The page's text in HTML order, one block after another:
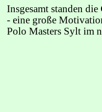
Insgesamt standen die
- eine große
Polo Masters Sylt im